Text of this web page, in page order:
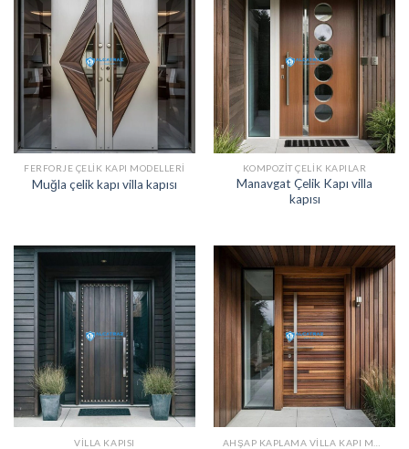
FERFORJE ÇELIK KAPI MODELLERI
Muğla çelik kapı villa kapısı
KOMPOZIT ÇELIK KAPILAR
Manavgat Çelik Kapı villa
kapısı
VILLA KAPISI